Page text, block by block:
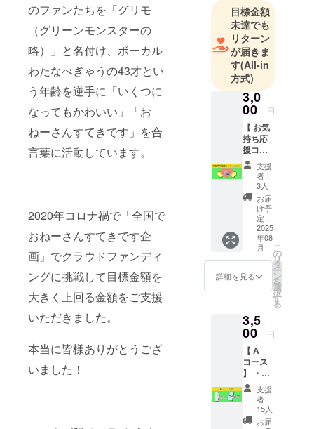
のファンたちを「グリモ
（グリーンモンスターの
略）」と名付け、ボーカル
わたなべぎゃうの43才とい
う年齢を逆手に「いくつに
なってもかわいい」「お
ねーさんすてきです」を合
言葉に活動しています。
2020年コロナ禍で「全国で
おねーさんすてきです企
画」でクラウドファンディ
ングに挑戦して目標金額を
大きく上回る金額をご支援
いただきました。
本当に皆様ありがとうござ
いました！
泣けるライ
ブで都内を
中心に活動
中。ノリや
すいサウン
ドに絡まる
キャッチー
なメロディ
と激しいパ
フォーマン
スで「グリ
モ」と呼ば
れる信者が
目標金額
未達でも
リターン
が届きま
す(All-in
方式)
3,0
00 円
【 お気
持ち応
援コー
ス /
3,000円
Vanityy
y3人か
らのお
礼動画
★Vanit
yyy3人
が心を
こめて
あなた
援しま
くるお
礼の動
画を送
りま
す。お
一人様
ずつ心
を込め
てお送
支援
者：
3人
お届
け予
定：
2025
年08
月
詳細を見る
こ
の
リ
タ
ー
ン
を
選
択
す
る
3,5
00 円
【 A
コース
】 ・記
念アク
リルス
タンド
（商品
支援
者：
15人
お届